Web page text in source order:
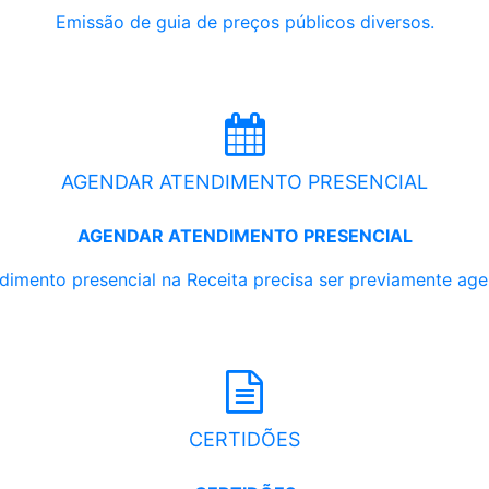
Emissão de guia de preços públicos diversos.
AGENDAR ATENDIMENTO PRESENCIAL
AGENDAR ATENDIMENTO PRESENCIAL
presencial na Receita precisa ser previamente
CERTIDÕES